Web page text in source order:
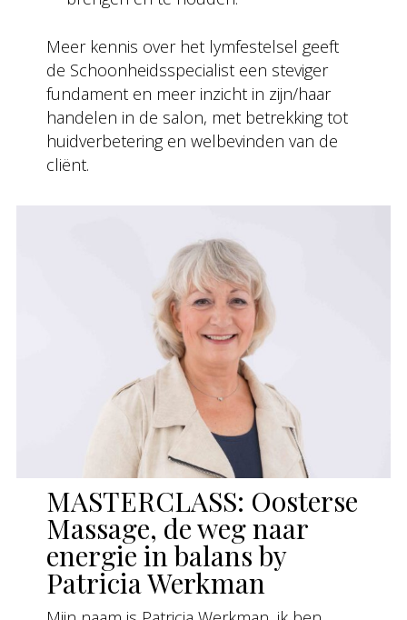
Meer kennis over het lymfestelsel geeft
de Schoonheidsspecialist een steviger
fundament en meer inzicht in zijn/haar
handelen in de salon, met betrekking tot
huidverbetering en welbevinden van de
cliënt.
MASTERCLASS: Oosterse
Massage, de weg naar
energie in balans by
Patricia Werkman